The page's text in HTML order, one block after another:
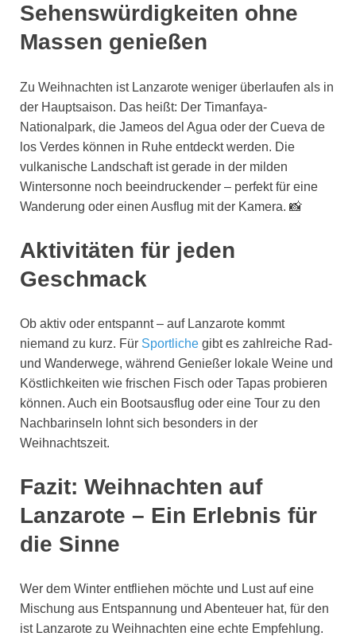
Sehenswürdigkeiten ohne
Massen genießen
Zu Weihnachten ist Lanzarote weniger überlaufen als in
der Hauptsaison. Das heißt: Der Timanfaya-
Nationalpark, die Jameos del Agua oder der Cueva de
los Verdes können in Ruhe entdeckt werden. Die
vulkanische Landschaft ist gerade in der milden
Wintersonne noch beeindruckender – perfekt für eine
Wanderung oder einen Ausflug mit der Kamera. 📸
Aktivitäten für jeden
Geschmack
Ob aktiv oder entspannt – auf Lanzarote kommt
niemand zu kurz. Für Sportliche gibt es zahlreiche Rad-
und Wanderwege, während Genießer lokale Weine und
Köstlichkeiten wie frischen Fisch oder Tapas probieren
können. Auch ein Bootsausflug oder eine Tour zu den
Nachbarinseln lohnt sich besonders in der
Weihnachtszeit.
Fazit: Weihnachten auf
Lanzarote – Ein Erlebnis für
die Sinne
Wer dem Winter entfliehen möchte und Lust auf eine
Mischung aus Entspannung und Abenteuer hat, für den
ist Lanzarote zu Weihnachten eine echte Empfehlung.